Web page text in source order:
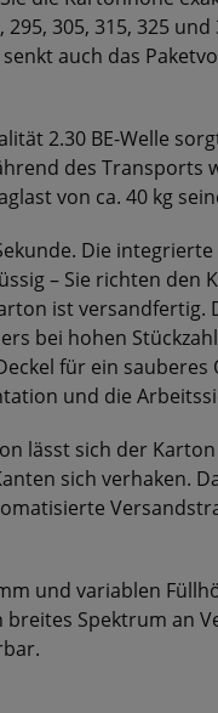
295, 305, 315, 325
auch das
2.30 BE-Welle
des Transports
von ca. 40 kg
Die
– Sie richten den
ist versandfertig.
bei hohen
für ein sauberes
und die
lässt sich der
sich verhaken.
und variablen
Spektrum an